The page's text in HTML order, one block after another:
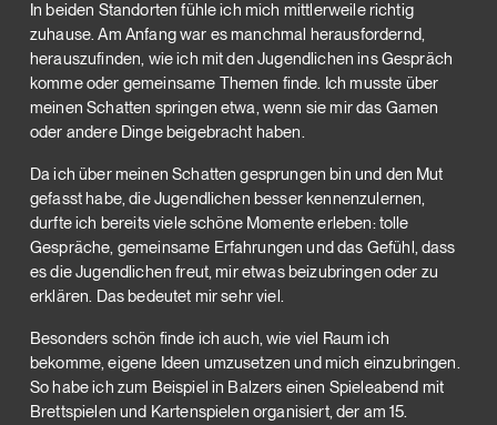
In beiden Standorten fühle ich mich mittlerweile richtig
zuhause. Am Anfang war es manchmal herausfordernd,
herauszufinden, wie ich mit den Jugendlichen ins Gespräch
komme oder gemeinsame Themen finde. Ich musste über
meinen Schatten springen etwa, wenn sie mir das Gamen
oder andere Dinge beigebracht haben.
Da ich über meinen Schatten gesprungen bin und den Mut
gefasst habe, die Jugendlichen besser kennenzulernen,
durfte ich bereits viele schöne Momente erleben: tolle
Gespräche, gemeinsame Erfahrungen und das Gefühl, dass
es die Jugendlichen freut, mir etwas beizubringen oder zu
erklären. Das bedeutet mir sehr viel.
Besonders schön finde ich auch, wie viel Raum ich
bekomme, eigene Ideen umzusetzen und mich einzubringen.
So habe ich zum Beispiel in Balzers einen Spieleabend mit
Brettspielen und Kartenspielen organisiert, der am 15.